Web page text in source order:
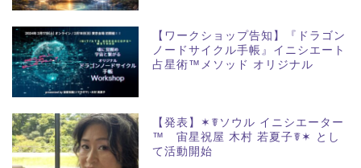
【ワークショップ告知】『ドラゴン
ノードサイクル手帳』イニシエート
占星術™メソッド オリジナル
【発表】✶☤ソウル イニシエーター
™ 宙星祝屋 木村 若夏子☤✶ とし
て活動開始